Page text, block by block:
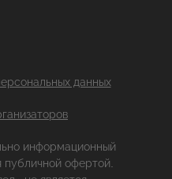
данных
информационный
публичной офертой.